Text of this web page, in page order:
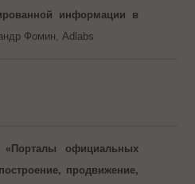
информации в
Фомин, Adlabs
«Порталы официальных
продвижение,